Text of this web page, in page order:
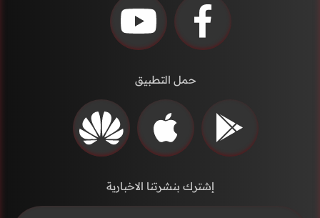
حمل التطبيق
إشترك بنشرتنا الاخبارية